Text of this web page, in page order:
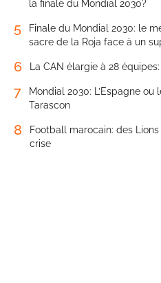
la finale du Mondial 2030?
5
Finale du Mondial 2030: le
sacre de la Roja face à un
6 La CAN élargie à 28
7
Mondial 2030: L’Espagne
Tarascon
8
Football marocain: des
crise